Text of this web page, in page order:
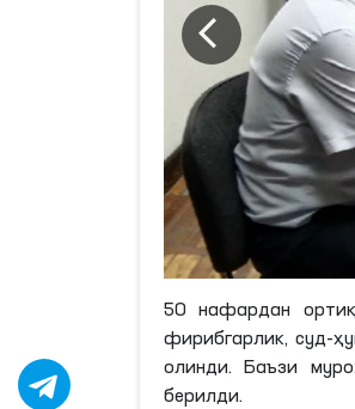
50 нафардан
фирибгарлик, суд-
олинди. Баъзи
берилди.